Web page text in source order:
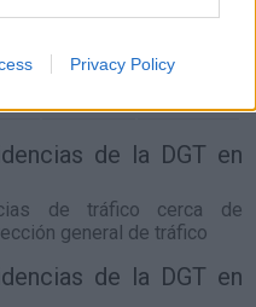
Privacy Policy
11l.-16l.- 0,00€
11 l.- 16l.- 0,00€
de la DGT en
de tráfico cerca de
general de tráfico
de la DGT en